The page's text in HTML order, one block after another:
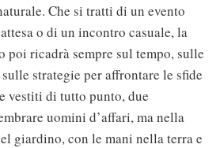
Che si tratti di un evento
o di un incontro casuale, la
poi ricadrà sempre sul tempo, sulle
strategie per affrontare le sfide
vestiti di tutto punto, due
uomini d’affari, ma nella
giardino, con le mani nella terra e